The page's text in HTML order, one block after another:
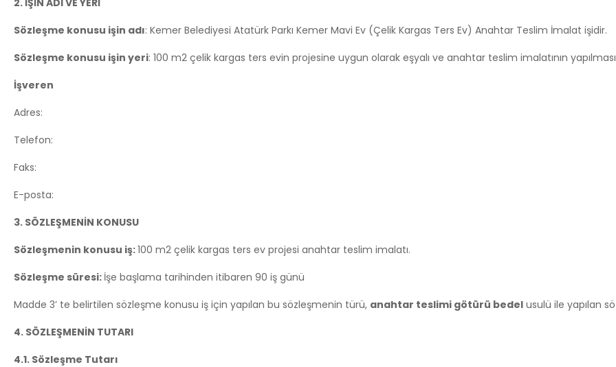
Sözleşme konusu işin adı: Kemer Belediyesi Atatürk Parkı Kemer Mavi Ev (Çelik Kargas Ters Ev) Anahtar Teslim İmalat işidir.
Sözleşme konusu işin yeri: 100 m2 çelik kargas ters evin projesine uygun olarak eşyalı ve anahtar teslim imalatının yapılması
İşveren
Adres:
Telefon:
Faks:
E-posta:
3. SÖZLEŞMENİN KONUSU
Sözleşmenin konusu iş:100 m2 çelik kargas ters ev projesi anahtar teslim imalatı.
Sözleşme süresi: İşe başlama tarihinden itibaren 90 iş günü
Madde 3’ te belirtilen sözleşme konusu iş için yapılan bu sözleşmenin türü, anahtar teslimi götürü bedel usulü ile yapılan
4. SÖZLEŞMENİN TUTARI
4.1. Sözleşme Tutarı